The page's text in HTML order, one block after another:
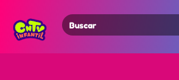
Search
for: